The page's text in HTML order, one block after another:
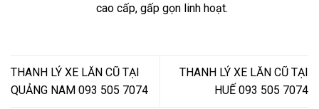
cao cấp, gấp gọn linh hoạt.
THANH LÝ XE LĂN CŨ TẠI
QUẢNG NAM 093 505 7074
THANH LÝ XE LĂN CŨ TẠI
HUẾ 093 505 7074